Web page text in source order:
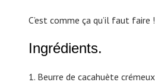
C’est comme ça qu’il faut faire !
Ingrédients.
1. Beurre de cacahuète crémeux